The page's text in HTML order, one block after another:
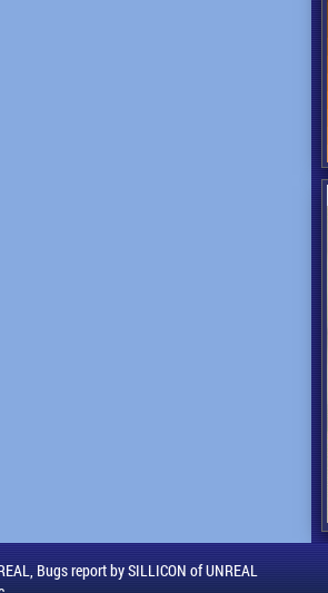
Bugs report by SILLICON of UNREAL